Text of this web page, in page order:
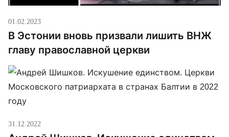
01.02.2023
В Эстонии вновь призвали лишить ВНЖ
главу православной церкви
31.12.2022